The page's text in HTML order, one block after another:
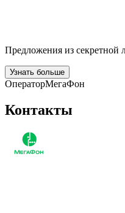
Предложения из секретной
Узнать больше
ОператорМегаФон
Контакты